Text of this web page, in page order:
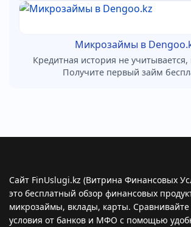
Микрозаймы в
Кредитная история не учитывается,
Получите первый займ
Сайт FinUslugi.kz (Витрина Финансовых
это бесплатный обзор финансовых
микрозаймы, вклады, карты. Сравнивайте
условия от банков и МФО с помощью